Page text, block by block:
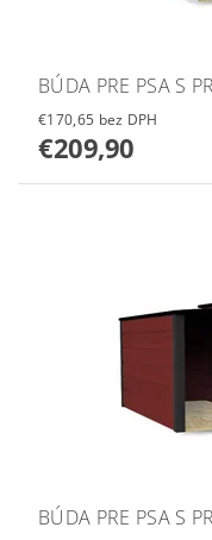
BÚDA PRE PSA S
€170,65 bez DPH
€209,90
BÚDA PRE PSA S